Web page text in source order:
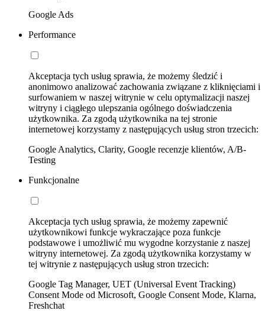
Google Ads
Performance
Akceptacja tych usług sprawia, że możemy śledzić i
anonimowo analizować zachowania związane z kliknięciami i
surfowaniem w naszej witrynie w celu optymalizacji naszej
witryny i ciągłego ulepszania ogólnego doświadczenia
użytkownika. Za zgodą użytkownika na tej stronie
internetowej korzystamy z następujących usług stron trzecich:
Google Analytics, Clarity, Google recenzje klientów, A/B-
Testing
Funkcjonalne
Akceptacja tych usług sprawia, że możemy zapewnić
użytkownikowi funkcje wykraczające poza funkcje
podstawowe i umożliwić mu wygodne korzystanie z naszej
witryny internetowej. Za zgodą użytkownika korzystamy w
tej witrynie z następujących usług stron trzecich:
Google Tag Manager, UET (Universal Event Tracking)
Consent Mode od Microsoft, Google Consent Mode, Klarna,
Freshchat